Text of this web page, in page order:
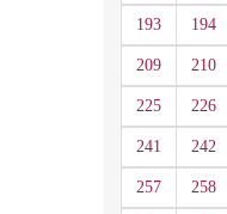
193 194
209 210
225 226
241 242
257 258